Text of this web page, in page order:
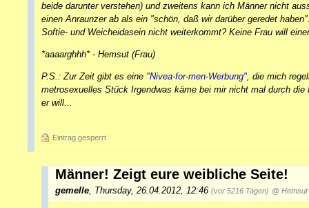
beide darunter verstehen) und zweitens kann ich Männer nicht
einen Anraunzer ab als ein "schön, daß wir darüber geredet
Softie- und Weicheidasein nicht weiterkommt? Keine Frau will
*aaaarghhh* - Hemsut (Frau)
P.S.: Zur Zeit gibt es eine "Nivea-for-men-Werbung" , die mich
metrosexuelles Stück Irgendwas käme bei mir nicht mal durch
er will...
Eintrag gesperrt
Männer! Zeigt eure weibliche Seite!
gemelle Thursday, 26.04.2012, 12:46 (vor 5216 Tagen) @ Hemsut